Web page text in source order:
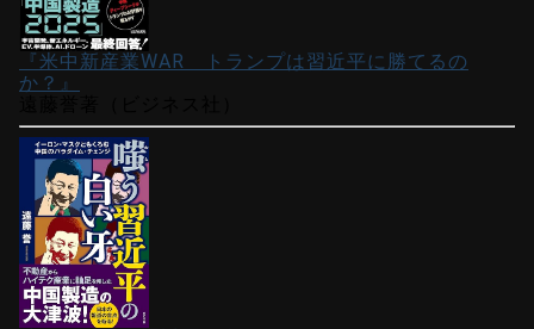
『米中新産業WAR トランプは習近平に勝てるの
か？』